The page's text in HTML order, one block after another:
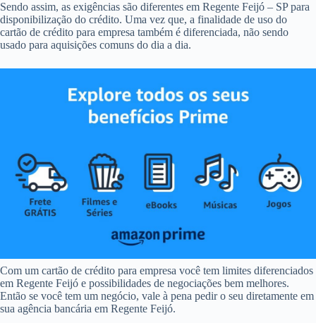
Sendo assim, as exigências são diferentes em Regente Feijó – SP para
disponibilização do crédito. Uma vez que, a finalidade de uso do
cartão de crédito para empresa também é diferenciada, não sendo
usado para aquisições comuns do dia a dia.
Com um cartão de crédito para empresa você tem limites diferenciados
em Regente Feijó e possibilidades de negociações bem melhores.
Então se você tem um negócio, vale à pena pedir o seu diretamente em
sua agência bancária em Regente Feijó.